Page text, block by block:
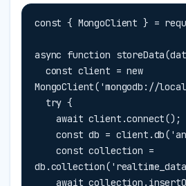
const { MongoClient } =
async function
MongoClient('mongodb://
    await client.connect();
    const db = client.db('analytics');
    const collection =
    await collection.insertOne(data);